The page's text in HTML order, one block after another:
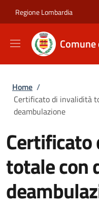
Regione Lombardia
Briciole di
Home /
Certificato di invalidità
deambulazione
totale con